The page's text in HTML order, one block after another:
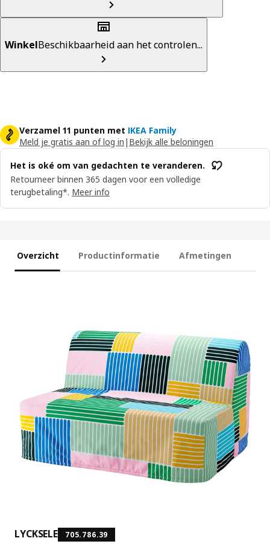
WinkelBeschikbaarheid aan het controlen...
Verzamel 11 punten met IKEA Family
Meld je gratis aan of log in | Bekijk alle beloningen
Het is oké om van gedachten te veranderen.
Retourneer binnen 365 dagen voor een volledige
terugbetaling*. Meer info
Overzicht Productinformatie Afmetingen
LYCKSELE 705.786.39